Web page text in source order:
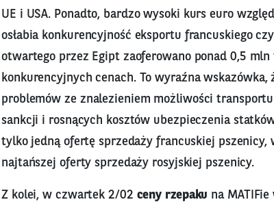
UE i USA. Ponadto, bardzo wysoki kurs euro
osłabia konkurencyjność eksportu francuskiego
otwartego przez Egipt zaoferowano ponad 0,5
konkurencyjnych cenach. To wyraźna
problemów ze znalezieniem możliwości
sankcji i rosnących kosztów ubezpieczenia
tylko jedną ofertę sprzedaży francuskiej
najtańszej oferty sprzedaży rosyjskiej pszenicy.
Z kolei, w czwartek 2/02 ceny rzepaku na